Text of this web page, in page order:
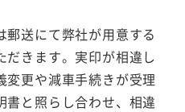
送にて弊社が用意する
きます。実印が相違し
変更や減車手続きが受理
書と照らし合わせ、相違